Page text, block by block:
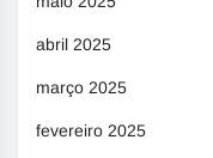
abril 2025
março 2025
fevereiro 2025